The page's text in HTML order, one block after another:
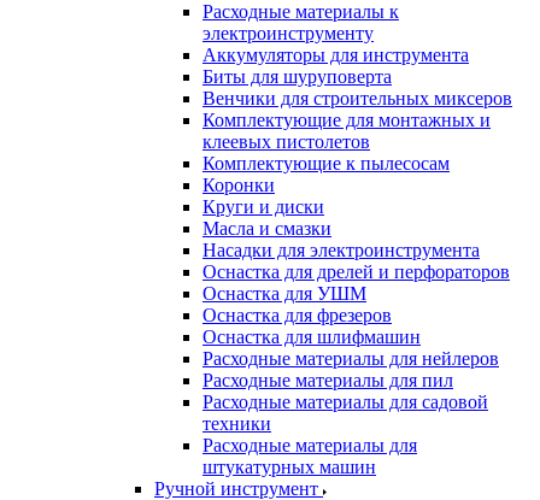
Расходные материалы к
электроинструменту
Аккумуляторы для инструмента
Биты для шуруповерта
Венчики для строительных миксеров
Комплектующие для монтажных и
клеевых пистолетов
Комплектующие к пылесосам
Коронки
Круги и диски
Масла и смазки
Насадки для электроинструмента
Оснастка для дрелей и перфораторов
Оснастка для УШМ
Оснастка для фрезеров
Оснастка для шлифмашин
Расходные материалы для нейлеров
Расходные материалы для пил
Расходные материалы для садовой
техники
Расходные материалы для
штукатурных машин
Ручной инструмент